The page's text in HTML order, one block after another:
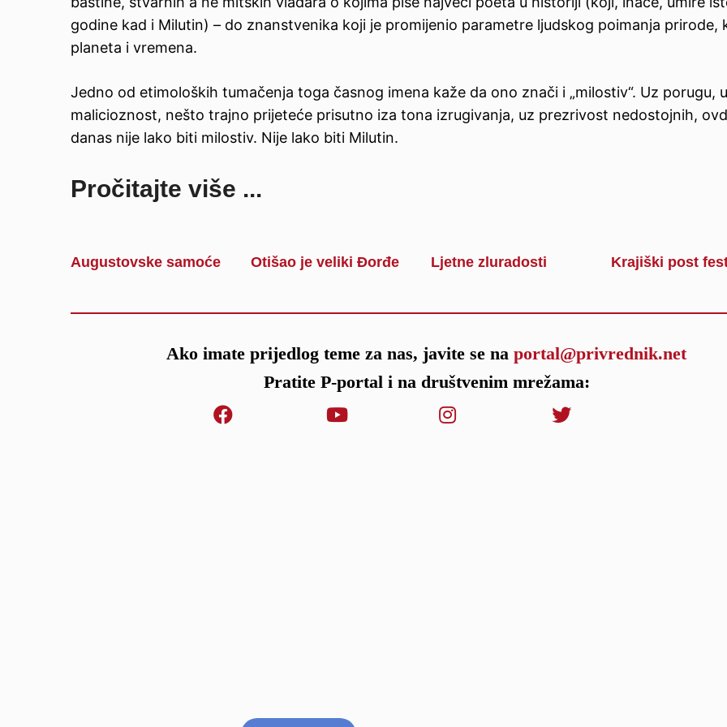
godine kad i Milutin) – do znanstvenika koji je promijenio parametre ljudskog poimanja prirode,
planeta i vremena.
Jedno od etimoloških tumačenja toga časnog imena kaže da ono znači i „milostiv“. Uz porugu,
malicioznost, nešto trajno prijeteće prisutno iza tona izrugivanja, uz prezrivost nedostojnih,
danas nije lako biti milostiv. Nije lako biti Milutin.
Pročitajte više ...
Augustovske samoće Otišao je veliki Đorđe Ljetne zluradosti Krajiški post
Ako imate prijedlog teme za nas, javite se naportal@privrednik.net
Pratite P-portal i na društvenim mrežama: